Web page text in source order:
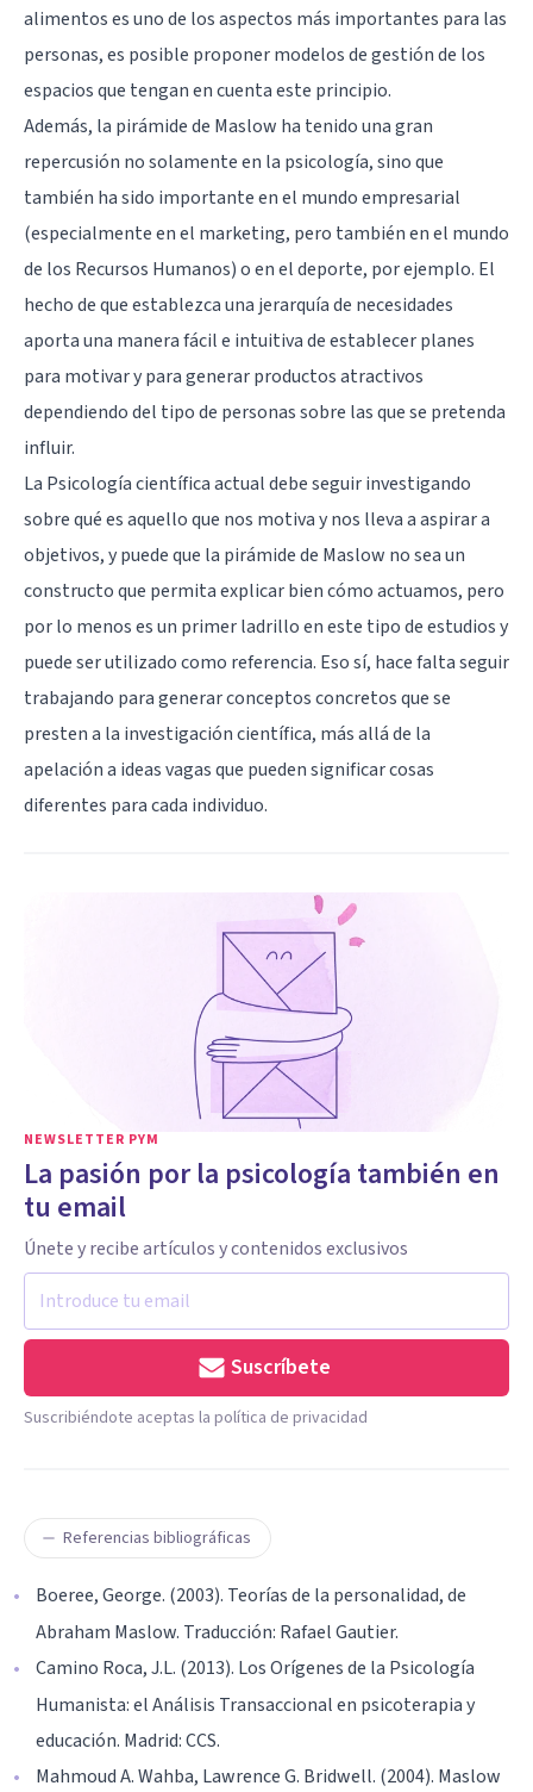
alimentos es uno de los aspectos más importantes para las
personas, es posible proponer modelos de gestión de los
espacios que tengan en cuenta este principio.
Además, la pirámide de Maslow ha tenido una gran
repercusión no solamente en la psicología, sino que
también ha sido importante en el mundo empresarial
(especialmente en el marketing, pero también en el mundo
de los Recursos Humanos) o en el deporte, por ejemplo. El
hecho de que establezca una jerarquía de necesidades
aporta una manera fácil e intuitiva de establecer planes
para motivar y para generar productos atractivos
dependiendo del tipo de personas sobre las que se pretenda
influir.
La Psicología científica actual debe seguir investigando
sobre qué es aquello que nos motiva y nos lleva a aspirar a
objetivos, y puede que la pirámide de Maslow no sea un
constructo que permita explicar bien cómo actuamos, pero
por lo menos es un primer ladrillo en este tipo de estudios y
puede ser utilizado como referencia. Eso sí, hace falta seguir
trabajando para generar conceptos concretos que se
presten a la investigación científica, más allá de la
apelación a ideas vagas que pueden significar cosas
diferentes para cada individuo.
NEWSLETTER PYM
La pasión por la psicología también en
tu email
Únete y recibe artículos y contenidos exclusivos
Suscríbete
Suscribiéndote aceptas la política de privacidad
Referencias bibliográficas
Boeree, George. (2003). Teorías de la personalidad, de
Abraham Maslow. Traducción: Rafael Gautier.
Camino Roca, J.L. (2013). Los Orígenes de la Psicología
Humanista: el Análisis Transaccional en psicoterapia y
educación. Madrid: CCS.
Mahmoud A. Wahba, Lawrence G. Bridwell. (2004). Maslow